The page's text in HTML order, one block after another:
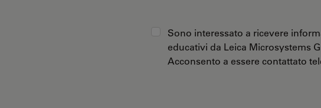
Sono interessato a ricevere
educativi da Leica Microsystems
Acconsento a essere contattato